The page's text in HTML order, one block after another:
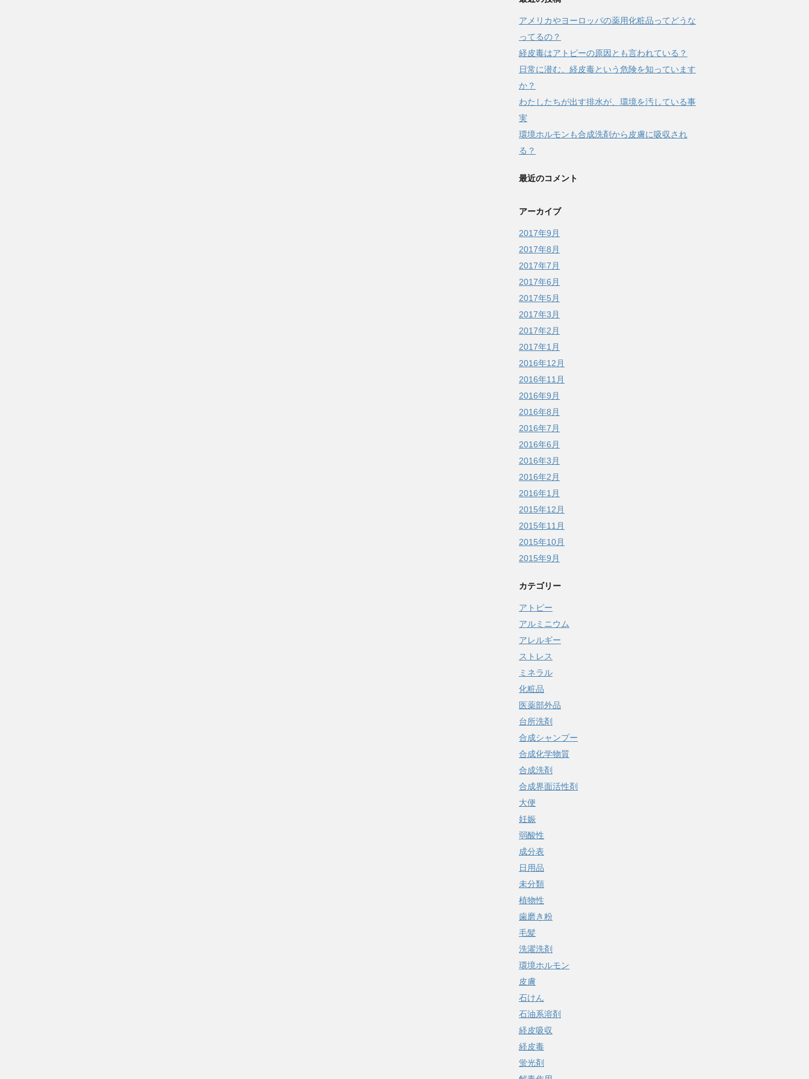
アメリカやヨーロッパの薬用化粧品ってどうな
ってるの？
経皮毒はアトピーの原因とも言われている？
日常に潜む、経皮毒という危険を知っています
か？
わたしたちが出す排水が、環境を汚している事
実
環境ホルモンも合成洗剤から皮膚に吸収され
る？
最近のコメント
アーカイブ
2017年9月
2017年8月
2017年7月
2017年6月
2017年5月
2017年3月
2017年2月
2017年1月
2016年12月
2016年11月
2016年9月
2016年8月
2016年7月
2016年6月
2016年3月
2016年2月
2016年1月
2015年12月
2015年11月
2015年10月
2015年9月
カテゴリー
アトピー
アルミニウム
アレルギー
ストレス
ミネラル
化粧品
医薬部外品
台所洗剤
合成シャンプー
合成化学物質
合成洗剤
合成界面活性剤
大便
妊娠
弱酸性
成分表
日用品
未分類
植物性
歯磨き粉
毛髪
洗濯洗剤
環境ホルモン
皮膚
石けん
石油系溶剤
経皮吸収
経皮毒
蛍光剤